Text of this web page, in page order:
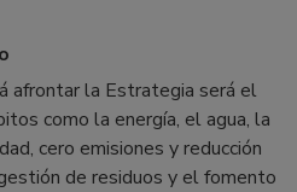
afrontar la Estrategia será el
como la energía, el agua, la
cero emisiones y reducción
de residuos y el fomento